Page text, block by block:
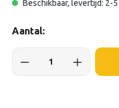
Beschikbaar, levertijd: 2-5
Aantal: